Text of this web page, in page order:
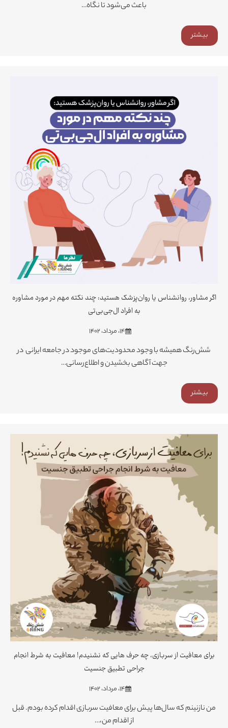
باعث می‌شود تا نگاه…
بیشتر
اگر مشاور، روانشناس یا روان‌پزشک هستید: چند نکته مهم در مورد مشاوره
به افراد ال‌جی‌بی‌تی
۱۴، مرداد، ۱۴۰۲
شش‌رنگ همیشه با وجود محدودیت‌های موجود در جامعه ایرانی در
جهت آگاهی بخشیدن و اطلاع‌رسانی…
بیشتر
برای معافیت از سربازی، چه حرف هایی که نشنیدم! معافیت به شرط انجام
جراحی تطبیق جنسیت
۱۴، مرداد، ۱۴۰۲
من نازنینم که سال‌ها پیش برای معافیت سربازی اقدام کرده بودم. قبل
از اقدام من،…